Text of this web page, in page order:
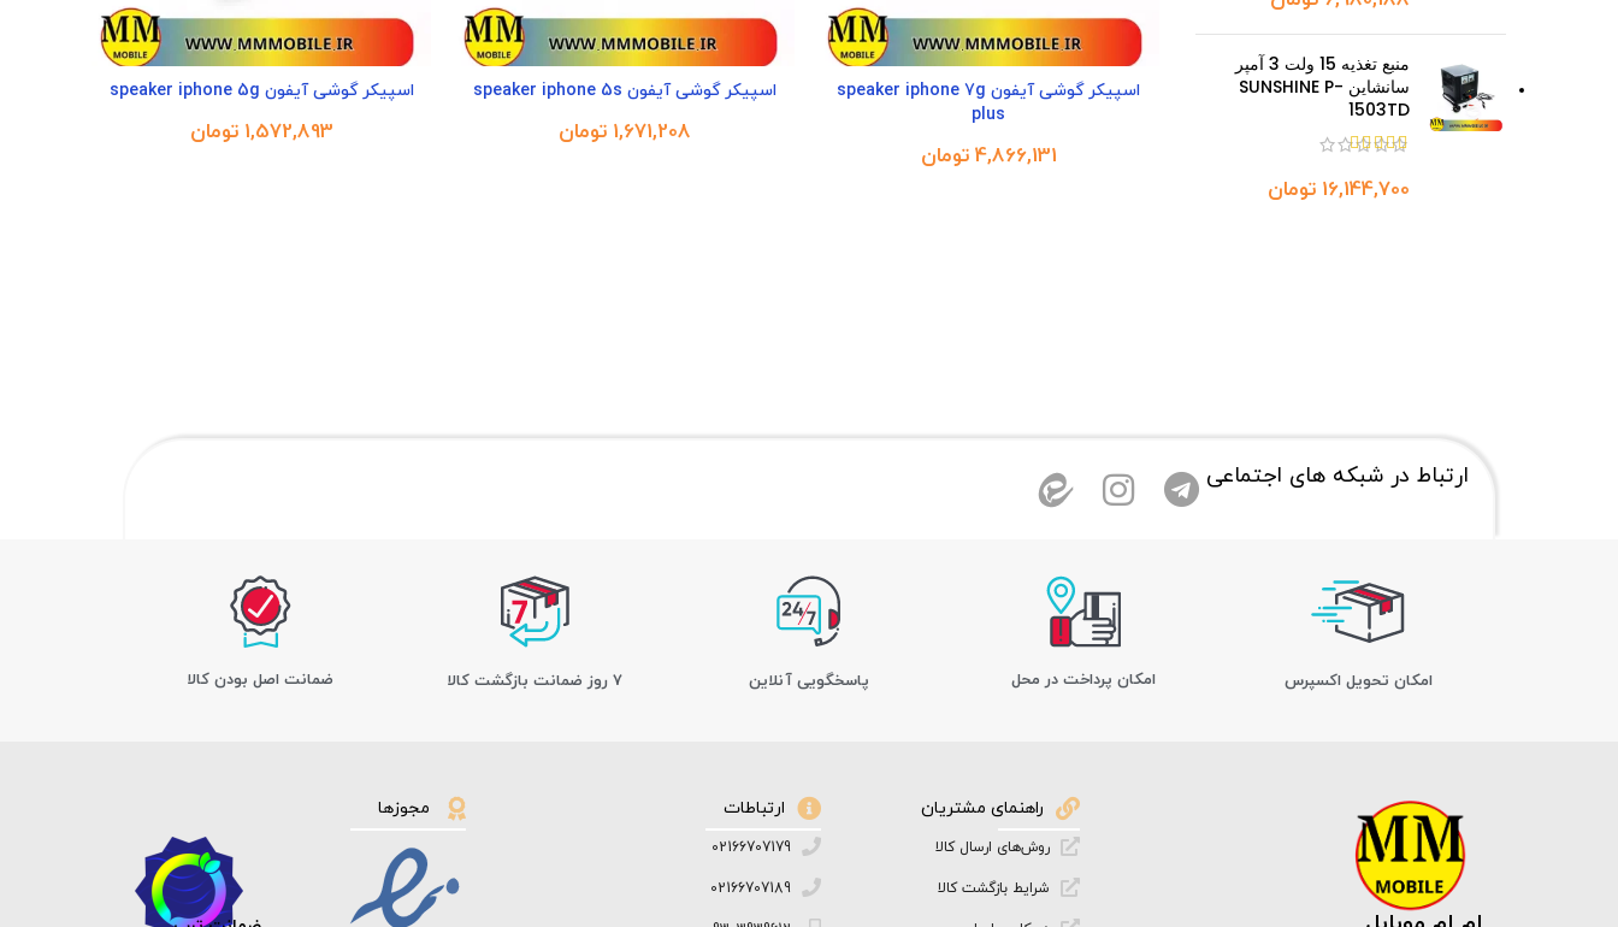
منبع تغذیه 15 ولت 3 آمپر
سانشاین SUNSHINE P-
1503TD
تومان
اسپیکر گوشی آیفون speaker iphone 7g
plus
تومان
اسپیکر گوشی آیفون speaker iphone 5s
تومان
اسپیکر گوشی آیفون speaker iphone 5g
تومان
ارتباط در شبکه های اجتماعی
اﻣﮑﺎن ﺗﺤﻮﯾﻞ اﮐﺴﭙﺮس امکان پرداخت در محل پاسخگویی آنلاین 7 روز ضمانت بازگشت کالا ﺿﻤﺎﻧﺖ اﺻﻞ ﺑﻮدن ﮐﺎﻟﺎ
راهنمای مشتریان
روش‌های ارسال کالا
شرایط بازگشت کالا
ارتباطات
02166707179
02166707189
مجوزها